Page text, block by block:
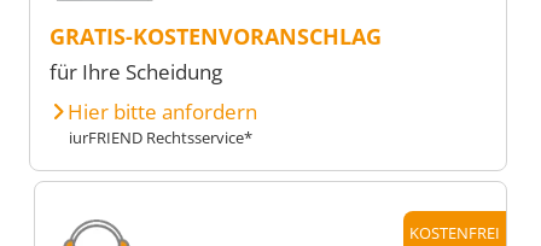
GRATIS-KOSTENVORANSCHLAG
für Ihre Scheidung
Hier bitte anfordern
iurFRIEND Rechtsservice*
KOSTENFREI